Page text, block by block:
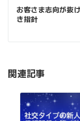
稿
ナ
ビ
ー
お客さま志向が抜
き指針
関連記事